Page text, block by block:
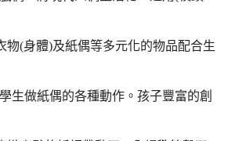
物(身體)及紙偶等多元化的物品配合生
生做紙偶的各種動作。孩子豐富的創